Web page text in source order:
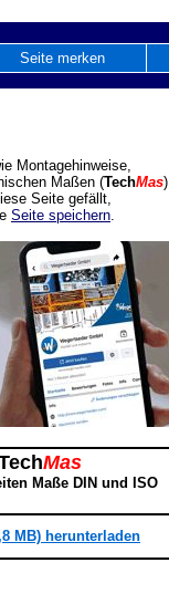
Seite merken
Montagehinweise,
Maßen (TechMas)
Seite gefällt,
Seite speichern.
Mas
Maße DIN und ISO
MB) herunterladen